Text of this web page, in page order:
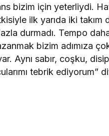
bizim için yeterliydi.
ilk yarıda iki takım
durmadı. Tempo
bizim adımıza
Aynı sabır, coşku,
tebrik ediyorum”